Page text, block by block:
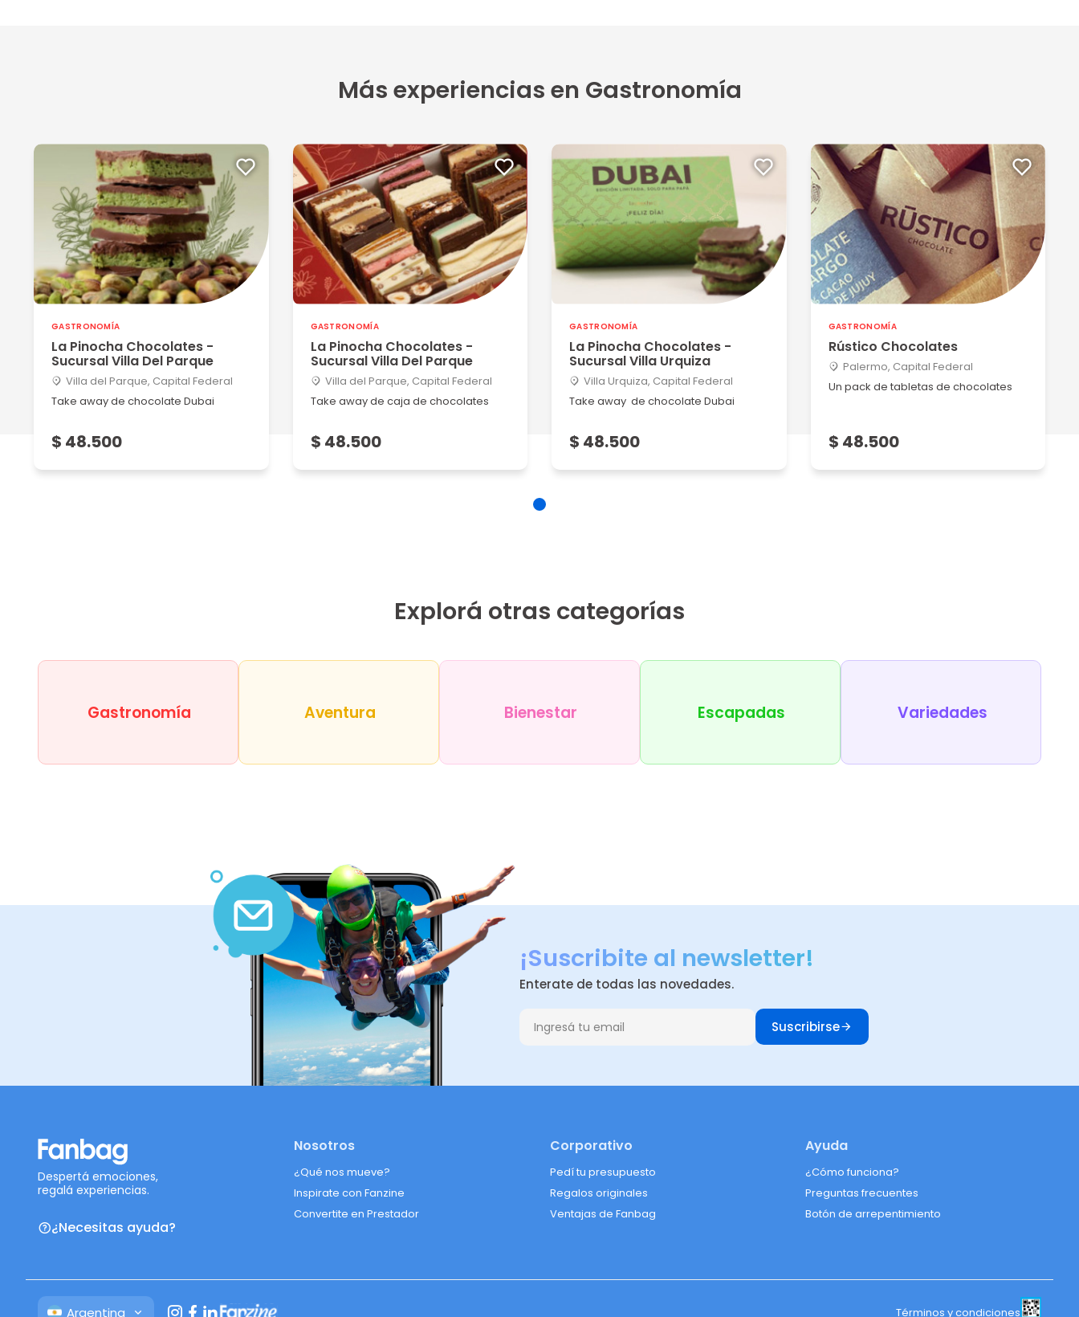
Más experiencias en Gastronomía
GASTRONOMÍA
La Pinocha Chocolates -
Sucursal Villa Del Parque
Villa del Parque, Capital Federal
Take away de chocolate Dubai
$ 48.500
GASTRONOMÍA
La Pinocha Chocolates -
Sucursal Villa Del Parque
Villa del Parque, Capital Federal
Take away de caja de chocolates
$ 48.500
GASTRONOMÍA
La Pinocha Chocolates -
Sucursal Villa Urquiza
Villa Urquiza, Capital Federal
Take away de chocolate Dubai
$ 48.500
GASTRONOMÍA
Rústico Chocolates
Palermo, Capital Federal
Un pack de tabletas de chocolates
$ 48.500
Explorá otras categorías
Gastronomía Aventura Bienestar Escapadas Variedades
¡Suscribite al newsletter!
Enterate de todas las novedades.
Suscribirse
Despertá emociones,
regalá experiencias.
¿Necesitas ayuda?
Nosotros
¿Qué nos mueve?
Inspirate con Fanzine
Convertite en Prestador
Corporativo
Pedí tu presupuesto
Regalos originales
Ventajas de Fanbag
Ayuda
¿Cómo funciona?
Preguntas frecuentes
Botón de arrepentimiento
Argentina Términos y condiciones